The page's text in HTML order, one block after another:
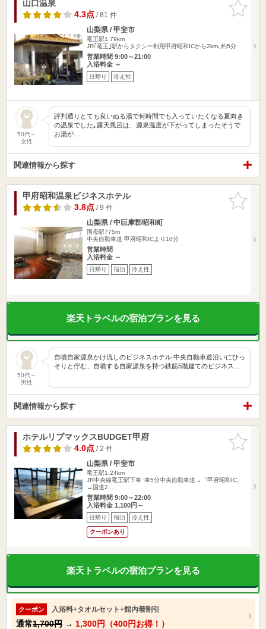
お気に入
りに追加
山口温泉
4.3点/ 81 件
山梨県 / 甲斐市
竜王駅1.79km
JR｢竜王｣駅からタクシー利用甲府昭和ICから2km､約5分
営業時間 9:00～21:00
入浴料金 ～
日帰り 冷え性
50代～
女性
評判通りとても良いぬる湯で何時間でも入っていたくなる夏向き
の温泉でした｡露天風呂は、源泉温度が下がってしまったそうで
お湯が…
関連情報から探す
お気に入
りに追加
甲府昭和温泉ビジネスホテル
3.8点/ 9 件
山梨県 / 中巨摩郡昭和町
国母駅775m
中央自動車道 甲府昭和ICより10分
営業時間
入浴料金 ～
日帰り 宿泊 冷え性
楽天トラベルの宿泊プランを見る
50代～
男性
自噴自家源泉かけ流しのビジネスホテル 中央自動車道沿いにひっ
そりと佇む、自噴する自家源泉を持つ鉄筋5階建てのビジネス…
関連情報から探す
お気に入
りに追加
ホテルリブマックスBUDGET甲府
4.0点/ 2 件
山梨県 / 甲斐市
竜王駅1.24km
JR中央線竜王駅下車･車5分中央自動車道→「甲府昭和IC」
→国道2…
営業時間 9:00～22:00
入浴料金 1,100円～
日帰り 宿泊 冷え性
クーポンあり
楽天トラベルの宿泊プランを見る
クーポン 入浴料+タオルセット+館内着割引
通常1,700円 → 1,300円（400円お得！）